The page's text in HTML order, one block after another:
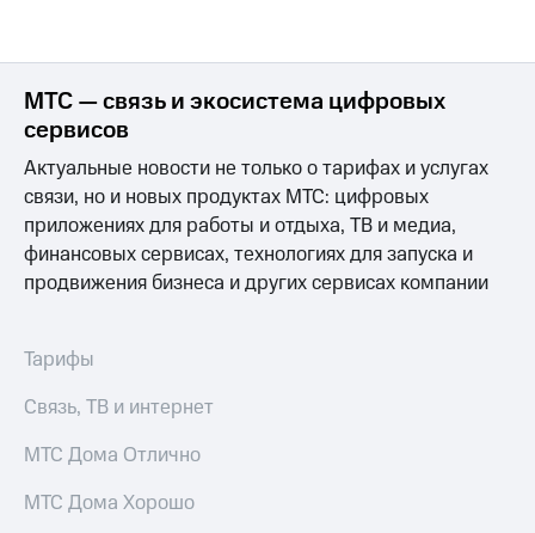
МТС — связь и экосистема цифровых
сервисов
Актуальные новости не только о тарифах и услугах
связи, но и новых продуктах МТС: цифровых
приложениях для работы и отдыха, ТВ и медиа,
финансовых сервисах, технологиях для запуска и
продвижения бизнеса и других сервисах компании
Тарифы
Связь, ТВ и интернет
МТС Дома Отлично
МТС Дома Хорошо